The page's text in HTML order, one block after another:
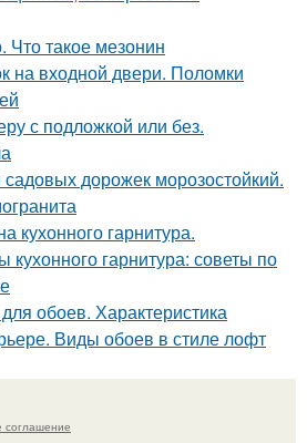
Что такое мезонин
на входной двери. Поломки
с подложкой или без.
дорожек морозостойкий.
кухонного гарнитура.
гарнитура: советы по
обоев. Характеристика
Виды обоев в стиле лофт
соглашение